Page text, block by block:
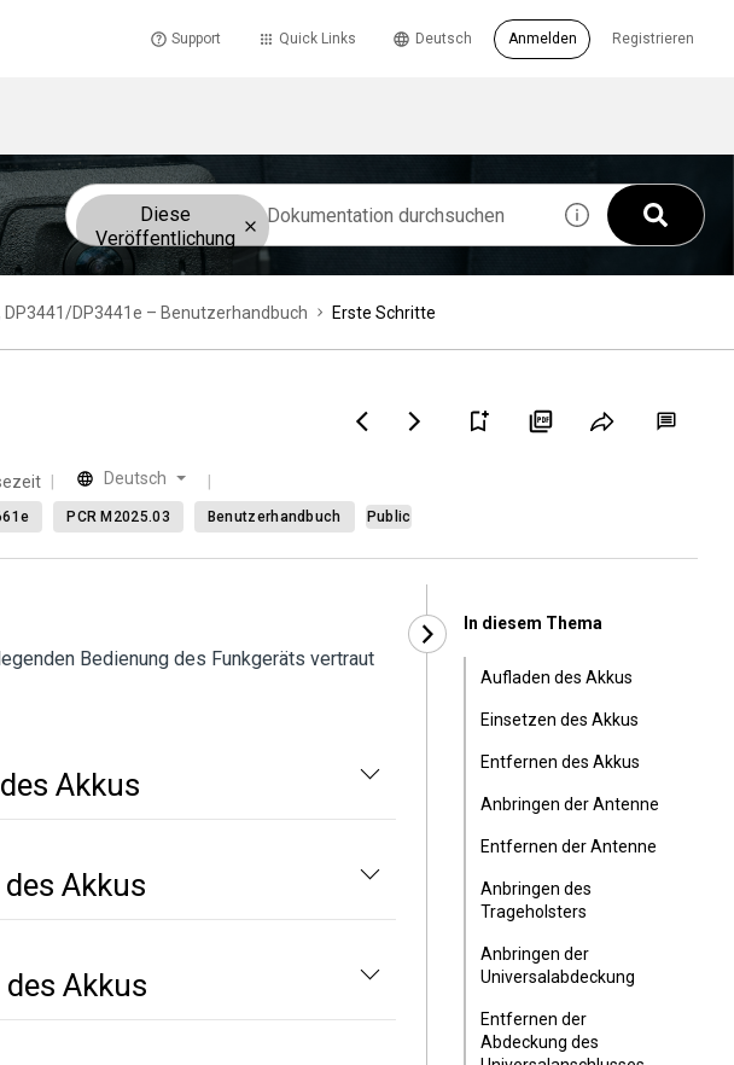
Support Quick Links Registrieren
Deutsch Anmelden
Diese
Veröffentlichung
DP3441e – Benutzerhandbuch Erste Schritte
Deutsch
PCR M2025.03 Benutzerhandbuch Public
Bedienung des Funkgeräts vertraut
Akkus
Akkus
Akkus
In diesem Thema
Aufladen des Akkus
Einsetzen des Akkus
Entfernen des Akkus
Anbringen der Antenne
Entfernen der Antenne
Anbringen des
Trageholsters
Anbringen der
Universalabdeckung
Entfernen der
Abdeckung des